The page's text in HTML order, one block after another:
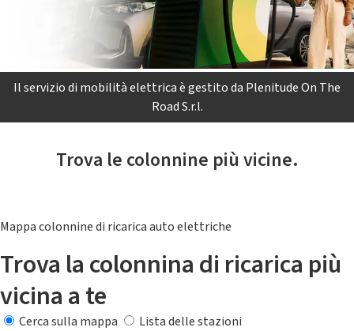
Il servizio di mobilità elettrica è gestito da Plenitude On The
Road S.r.l.
Trova le colonnine più vicine.
Mappa colonnine di ricarica auto elettriche
Trova la colonnina di ricarica più
vicina a te
Cerca sulla mappa
Lista delle stazioni